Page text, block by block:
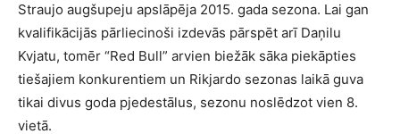
Straujo augšupeju apslāpēja 2015. gada sezona. Lai gan
kvalifikācijās pārliecinoši izdevās pārspēt arī Daņilu
Kvjatu, tomēr “Red Bull” arvien biežāk sāka piekāpties
tiešajiem konkurentiem un Rikjardo sezonas laikā guva
tikai divus goda pjedestālus, sezonu noslēdzot vien 8.
vietā.